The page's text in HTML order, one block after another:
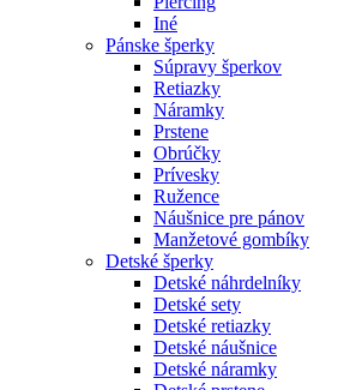
Iné
Pánske šperky
Súpravy šperkov
Retiazky
Náramky
Prstene
Obrúčky
Prívesky
Ružence
Náušnice pre pánov
Manžetové gombíky
Detské šperky
Detské náhrdelníky
Detské sety
Detské retiazky
Detské náušnice
Detské náramky